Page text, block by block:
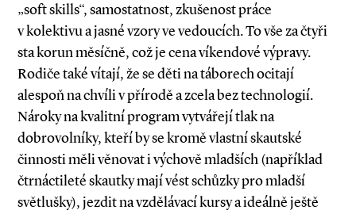
„soft skills“, samostatnost, zkušenost práce
v kolektivu a jasné vzory ve vedoucích. To vše za čtyři
sta korun měsíčně, což je cena víkendové výpravy.
Rodiče také vítají, že se děti na táborech ocitají
alespoň na chvíli v přírodě a zcela bez technologií.
Nároky na kvalitní program vytvářejí tlak na
dobrovolníky, kteří by se kromě vlastní skautské
činnosti měli věnovat i výchově mladších (například
čtrnáctileté skautky mají vést schůzky pro mladší
světlušky), jezdit na vzdělávací kursy a ideálně ještě